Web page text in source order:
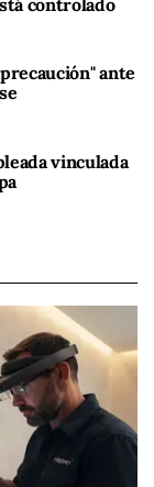
controlado
ante
vinculada